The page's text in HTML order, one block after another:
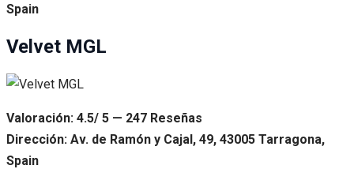
Spain
Velvet MGL
Valoración: 4.5/ 5 — 247 Reseñas
Dirección: Av. de Ramón y Cajal, 49, 43005 Tarragona,
Spain